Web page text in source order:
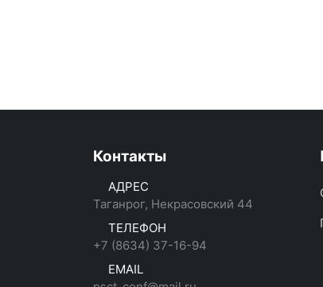
Контакты
АДРЕС
Таганрог, Некрасовский 44
ТЕЛЕФОН
+7 (8634) 37-16-94
EMAIL